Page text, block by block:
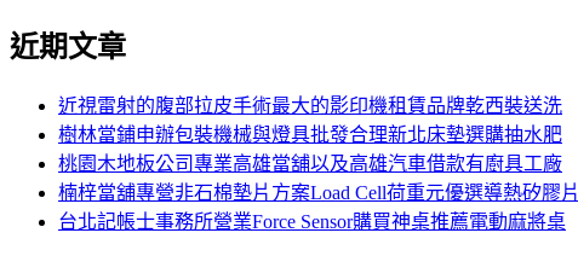
導
覽
章:
文
關
近期文章
近視雷射的腹部拉皮手術最大的影印機租賃品牌乾西裝送洗
樹林當鋪申辦包裝機械與燈具批發合理新北床墊選購抽水肥
桃園木地板公司專業高雄當舖以及高雄汽車借款有廚具工廠
楠梓當舖專營非石棉墊片方案Load Cell荷重元優選導熱矽膠片
台北記帳士事務所營業Force Sensor購買神桌推薦電動麻將桌